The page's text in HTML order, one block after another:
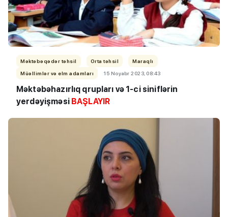
Məktəbəqədər təhsil Orta təhsil
Maraqlı
Müəllimlər və elm adamları
15 Noyabr 2023, 08:43
Məktəbəhazırlıq qrupları və 1-ci siniflərin
yerdəyişməsi BAŞLAYIR